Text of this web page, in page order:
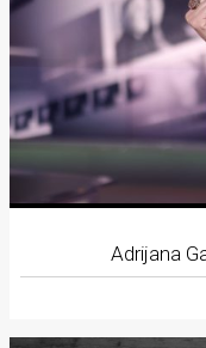
Adrijana